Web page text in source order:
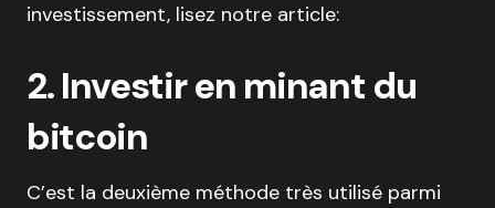
investissement, lisez notre article:
2. Investir en minant du
bitcoin
C’est la deuxième méthode très utilisé parmi